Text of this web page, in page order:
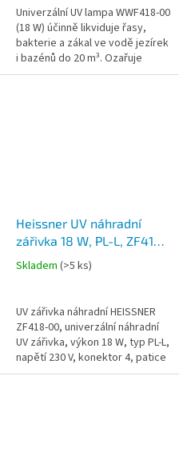
Univerzální UV lampa WWF418-00
(18 W) účinně likviduje řasy,
bakterie a zákal ve vodě jezírek
i bazénů do 20 m³. Ozařuje
protékající vodu UV-C světlem,
Heissner UV náhradní
zářivka 18 W, PL-L, ZF418-
00
Skladem (>5 ks)
UV zářivka náhradní HEISSNER
ZF418-00, univerzální náhradní
UV zářivka, výkon 18 W, typ PL-L,
napětí 230 V, konektor 4, patice
2G11, délka s paticí cca 218 mm,